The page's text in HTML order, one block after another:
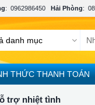
: 0962986450 Hải Phòng:
THỨC THANH TOÁN
trợ nhiệt tình